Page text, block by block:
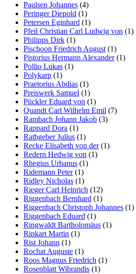
Paulsen Johannes (4)
Peringer Diepold (1)
Petersen Eginhard (1)
Pfeil Christian Carl Ludwig von (1)
Philipps Dirk (1)
Pischoon Friedrich August (1)
Pistorius Hermann Alexander(1)
Pollio Lukas (1)
Polykarp (1)
Praetorius Abdias (1)
Preiswerk Samuel (1)
Pückler Eduard von (1)
Quandt Carl Wilhelm Emil (7)
Rambach Johann Jakob (3)
Rappard Dora (1)
Rathgeber Julius (1)
Recke Elisabeth von der(1)
Redern Hedwig von (1)
Rhegius Urbanus (1)
Ridemann Peter(1)
Ridley Nicholas (1)
Rieger Carl Heinrich (12)
Riggenbach Bernhard (1)
Riggenbach Christoph Johannes (1)
Riggenbach Eduard (1)
Ringwaldt Bartholomäus (1)
Rinkart Martin (1)
Rist Johann (1)
Rochat Auguste (1)
Roos Magnus Friedrich (1)
Rosenblatt Wibrandis (1)